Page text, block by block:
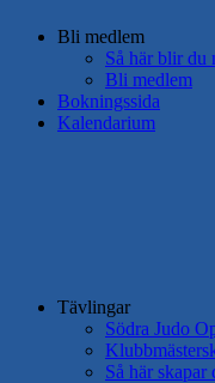
Bli medlem
Så här blir du
Bli medlem
Bokningssida
Kalendarium
Tävlingar
Södra Judo
Så här